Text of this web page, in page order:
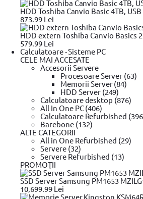
HDD Toshiba Canvio Basic 4TB,
873.99 Lei
HDD extern Toshiba Canvio Basics
579.99 Lei
Calculatoare - Sisteme PC
CELE MAI ACCESATE
Accesorii Servere
Procesoare Server (63)
Memorii Server (84)
HDD Server (249)
Calculatoare desktop (876)
All In One PC (406)
Calculatoare Refurbished
Barebone (132)
ALTE CATEGORII
All in One Refurbished (29)
Servere (32)
Servere Refurbished (13)
PROMOŢII
SSD Server Samsung PM1653
10,699.99 Lei
Set 4 cutii pentru scule
1.15399lei
In stoc magazin
Rucsac Stanley Fatmax
lei
In stoc magazin